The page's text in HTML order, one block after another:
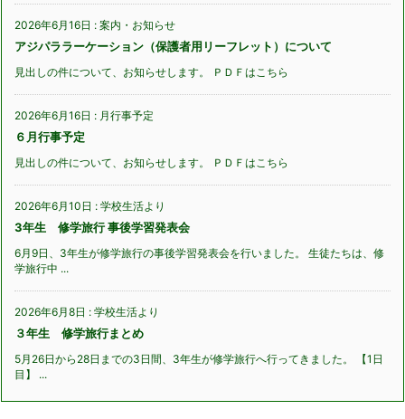
2026年6月16日 : 案内・お知らせ
アジパララーケーション（保護者用リーフレット）について
見出しの件について、お知らせします。 ＰＤＦはこちら
2026年6月16日 : 月行事予定
６月行事予定
見出しの件について、お知らせします。 ＰＤＦはこちら
2026年6月10日 : 学校生活より
3年生 修学旅行 事後学習発表会
6月9日、3年生が修学旅行の事後学習発表会を行いました。 生徒たちは、修
学旅行中 ...
2026年6月8日 : 学校生活より
３年生 修学旅行まとめ
5月26日から28日までの3日間、3年生が修学旅行へ行ってきました。 【1日
目】 ...